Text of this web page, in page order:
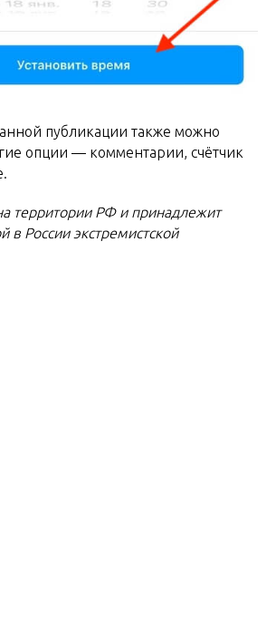
публикации также можно
опции — комментарии, счётчик
территории РФ и принадлежит
в России экстремистской